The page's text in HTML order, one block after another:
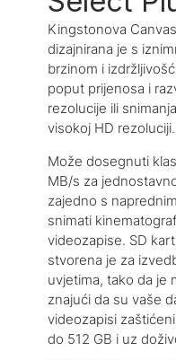
Kingstonova
dizajnirana je s
brzinom i
poput prijenosa i
rezolucije ili
visokoj HD rezoluciji.
Može dosegnuti
MB/s za
zajedno s
snimati
videozapise. SD
stvorena je za
uvjetima, tako da je
znajući da su vaše
videozapisi
do 512 GB i uz